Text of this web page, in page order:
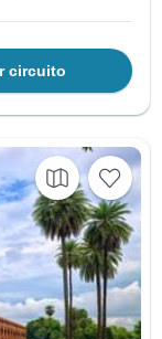
circuito